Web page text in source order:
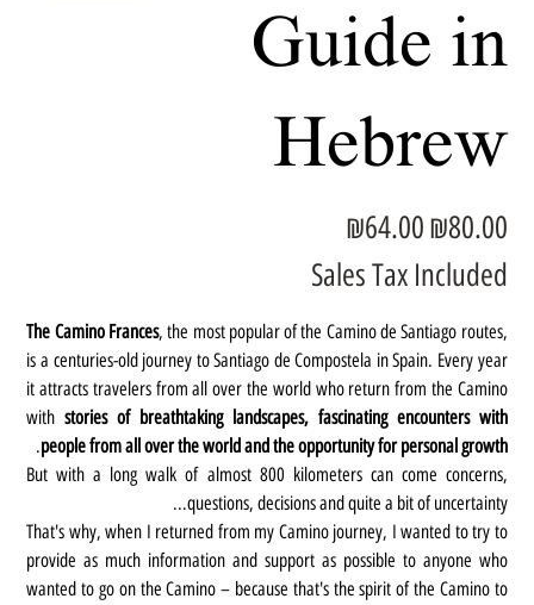
Guide in
Hebrew
price
₪80.00
price
₪64.00
Sales Tax Included
The Camino Frances, the most popular of the Camino de Santiago routes,
is a centuries-old journey to Santiago de Compostela in Spain. Every year
it attracts travelers from all over the world who return from the Camino
withstories of breathtaking landscapes, fascinating encounters with
people from all over the world and the opportunity for personal growth
.
But with a long walk of almost 800 kilometers can come concerns,
questions, decisions and quite a bit of uncertainty...
That's why, when I returned from my Camino journey, I wanted to try to
provide as much information and support as possible to anyone who
wanted to go on the Camino – because that's the spirit of the Camino to